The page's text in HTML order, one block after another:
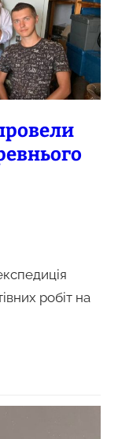
робіт на